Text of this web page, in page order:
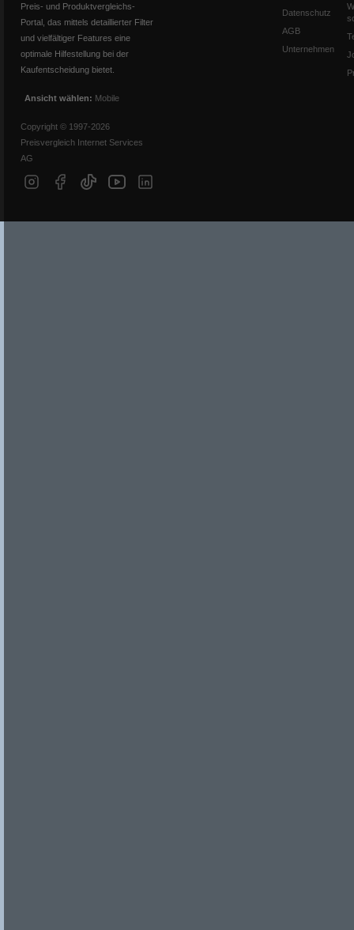
Preis- und Produktvergleichs-
Portal, das mittels detaillierter Filter
und vielfältiger Features eine
optimale Hilfestellung bei der
Kaufentscheidung bietet.
Ansicht wählen: Mobile
Copyright © 1997-2026
Preisvergleich Internet Services
AG
Datenschutz
AGB
Unternehmen